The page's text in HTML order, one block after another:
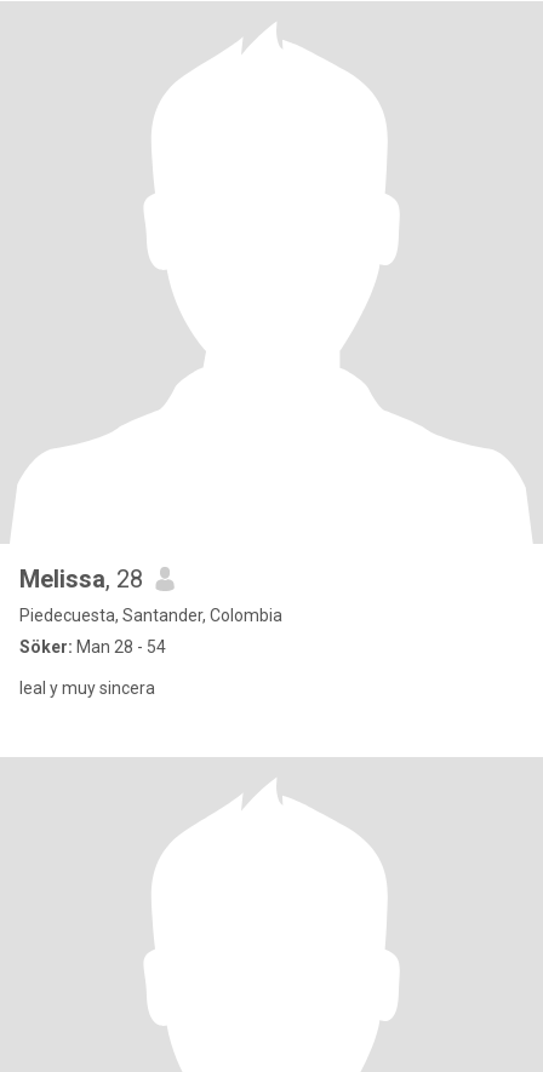
Melissa, 28
Piedecuesta, Santander, Colombia
Söker: Man 28 - 54
leal y muy sincera